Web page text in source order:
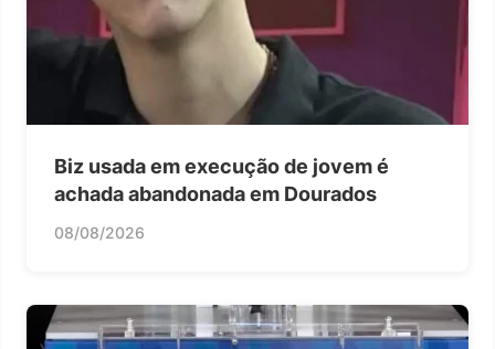
Biz usada em execução de jovem é
achada abandonada em Dourados
08/08/2026